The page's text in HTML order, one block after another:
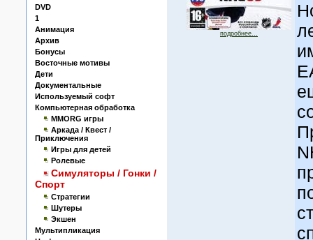
DVD
1
Анимация
Архив
Бонусы
Восточные мотивы
Дети
Документальные
Используемый софт
Компьютерная обработка
MMORG игры
Аркада / Квест /
Приключения
Игры для детей
Ролевые
Симуляторы / Гонки /
Спорт
Стратегии
Шутеры
Экшен
Мультипликация
подробнее...